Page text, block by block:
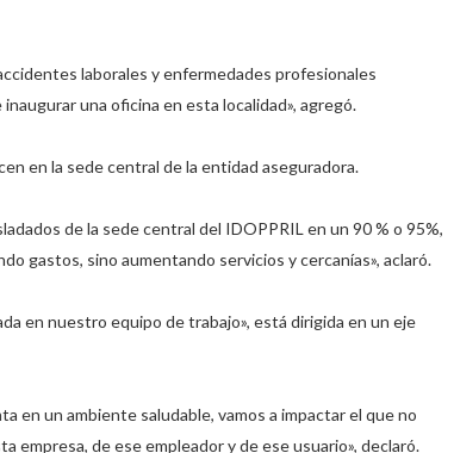
laborales y enfermedades profesionales
una oficina en esta localidad», agregó.⁣
en la sede central de la entidad aseguradora.⁣
de la sede central del IDOPPRIL en un 90 % o 95%,
gastos, sino aumentando servicios y cercanías», aclaró.
en nuestro equipo de trabajo», está dirigida en un eje
en un ambiente saludable, vamos a impactar el que no
empresa, de ese empleador y de ese usuario», declaró.⁣